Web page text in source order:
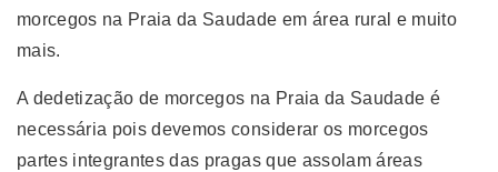
morcegos na Praia da Saudade em área rural e muito
mais.
A dedetização de morcegos na Praia da Saudade é
necessária pois devemos considerar os morcegos
partes integrantes das pragas que assolam áreas